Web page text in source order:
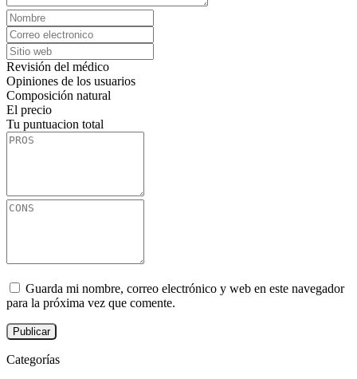
Revisión del médico
Opiniones de los usuarios
Composición natural
El precio
Tu puntuacion total
Guarda mi nombre, correo electrónico y web en este navegador
para la próxima vez que comente.
Categorías